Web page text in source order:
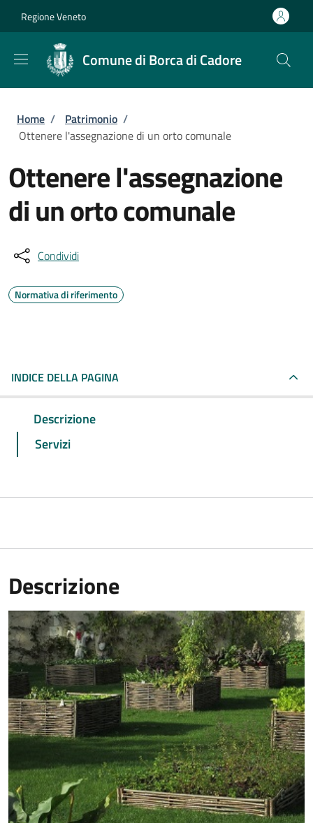
Regione Veneto
Comune di Borca di Cadore
Briciole di pane
Home / Patrimonio /
Ottenere l'assegnazione di un orto comunale
Ottenere l'assegnazione
di un orto comunale
Condividi
Normativa di riferimento
INDICE DELLA PAGINA
Descrizione
Servizi
Descrizione